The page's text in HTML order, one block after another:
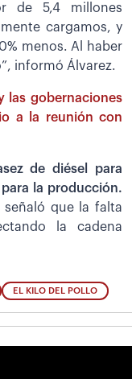
de 5,4 millones
cargamos, y
menos. Al haber
informó Álvarez.
las gobernaciones
a la reunión con
de diésel para
la producción.
señaló que la falta
la cadena
EL KILO DEL POLLO